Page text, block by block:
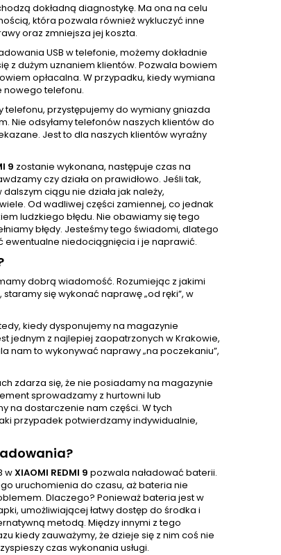
dokładną diagnostykę. Ma ona na celu
która pozwala również wykluczyć inne
oraz zmniejsza jej koszta.
USB w telefonie, możemy dokładnie
z dużym uznaniem klientów. Pozwala bowiem
opłacalna. W przypadku, kiedy wymiana
nowego telefonu.
przystępujemy do wymiany gniazda
Nie odsyłamy telefonów naszych klientów do
Jest to dla naszych klientów wyraźny
9 zostanie wykonana, następuje czas na
czy działa on prawidłowo. Jeśli tak,
ciągu nie działa jak należy,
Od wadliwej części zamiennej, co jednak
ludzkiego błędu. Nie obawiamy się tego
błędy. Jesteśmy tego świadomi, dlatego
ewentualne niedociągnięcia i je naprawić.
dobrą wiadomość. Rozumiejąc z jakimi
się wykonać naprawę „od ręki”, w
kiedy dysponujemy na magazynie
jednym z najlepiej zaopatrzonych w Krakowie,
nam to wykonywać naprawy „na poczekaniu”,
zdarza się, że nie posiadamy na magazynie
sprowadzamy z hurtowni lub
na dostarczenie nam części. W tych
przypadek potwierdzamy indywidualnie,
wXIAOMI REDMI 9 pozwala naładować baterii.
uruchomienia do czasu, aż bateria nie
Dlaczego? Ponieważ bateria jest w
umożliwiającej łatwy dostęp do środka i
metodą. Między innymi z tego
kiedy zauważymy, że dzieje się z nim coś nie
czas wykonania usługi.